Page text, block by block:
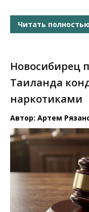
Читать полностью
Новосибирец
Таиланда
наркотиками
Автор: Артем